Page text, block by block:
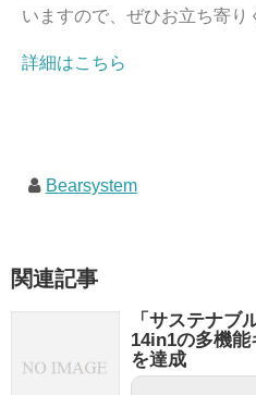
いますので、ぜひお立ち寄り
詳細はこちら
Bearsystem
関連記事
「サステナブ
14in1の多機能
を達成